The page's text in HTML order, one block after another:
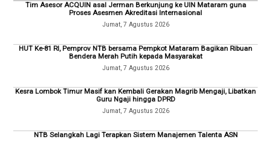
Tim Asesor ACQUIN asal Jerman Berkunjung ke UIN Mataram guna
Proses Asesmen Akreditasi Internasional
Jumat, 7 Agustus 2026
HUT Ke-81 RI, Pemprov NTB bersama Pempkot Mataram Bagikan Ribuan
Bendera Merah Putih kepada Masyarakat
Jumat, 7 Agustus 2026
Kesra Lombok Timur Masif kan Kembali Gerakan Magrib Mengaji, Libatkan
Guru Ngaji hingga DPRD
Jumat, 7 Agustus 2026
NTB Selangkah Lagi Terapkan Sistem Manajemen Talenta ASN